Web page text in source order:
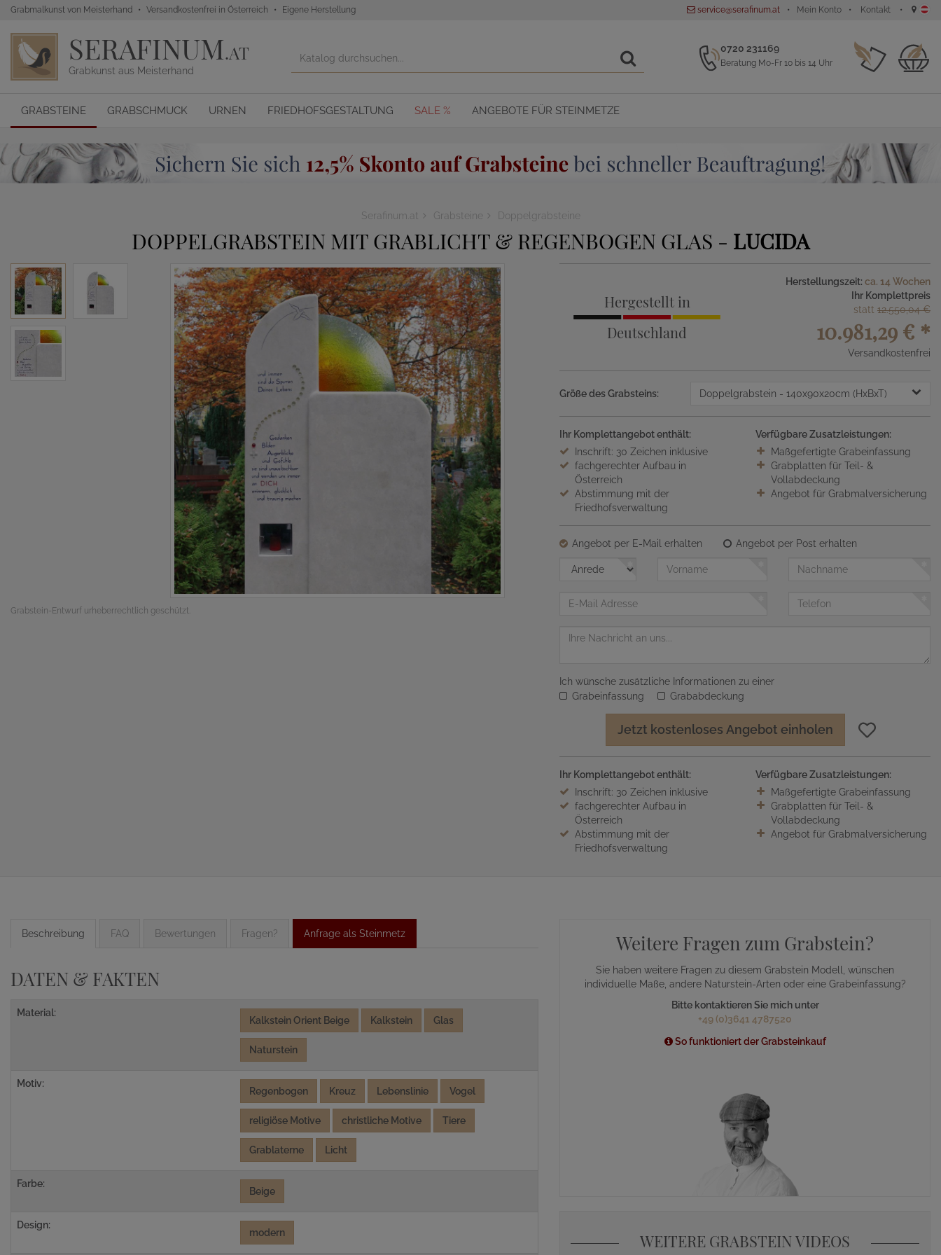
Grabmalkunst von Meisterhand Versandkostenfrei in Österreich Eigene Herstellung service@serafinum.at Mein Konto Kontakt
SERAFINUM.AT
Grabkunst aus Meisterhand
0720 231169
Beratung Mo-Fr 10 bis 14 Uhr
GRABSTEINE GRABSCHMUCK URNEN FRIEDHOFSGESTALTUNG SALE % ANGEBOTE FÜR STEINMETZE
Serafinum.at Grabsteine Doppelgrabsteine
DOPPELGRABSTEIN MIT GRABLICHT & REGENBOGEN GLAS - LUCIDA
Grabstein-Entwurf urheberrechtlich geschützt.
Hergestellt in
Deutschland
Herstellungszeit: ca. 14 Wochen
Ihr Komplettpreis
statt 12.550,04 €
10.981,29 € *
Versandkostenfrei
Größe des Grabsteins: Doppelgrabstein - 140x90x20cm (HxBxT)
Ihr Komplettangebot enthält:
Inschrift: 30 Zeichen inklusive
fachgerechter Aufbau in
Österreich
Abstimmung mit der
Friedhofsverwaltung
Verfügbare Zusatzleistungen:
Maßgefertigte Grabeinfassung
Grabplatten für Teil- &
Vollabdeckung
Angebot für Grabmalversicherung
Angebot per E-Mail erhalten
Angebot per Post erhalten
Anrede
Vorname Nachname
Telefon
Nachricht
Ich wünsche zusätzliche Informationen zu einer
Grabeinfassung
Grababdeckung
Jetzt kostenloses Angebot einholen
Ihr Komplettangebot enthält:
Inschrift: 30 Zeichen inklusive
fachgerechter Aufbau in
Österreich
Abstimmung mit der
Friedhofsverwaltung
Verfügbare Zusatzleistungen:
Maßgefertigte Grabeinfassung
Grabplatten für Teil- &
Vollabdeckung
Angebot für Grabmalversicherung
Beschreibung FAQ Bewertungen Fragen? Anfrage als Steinmetz
DATEN & FAKTEN
Material:
Kalkstein Orient Beige Kalkstein Glas
Naturstein
Motiv:
Regenbogen Kreuz Lebenslinie Vogel
religiöse Motive christliche Motive Tiere
Grablaterne Licht
Farbe:
Beige
Design:
modern
Weitere Fragen zum Grabstein?
Sie haben weitere Fragen zu diesem Grabstein Modell, wünschen
individuelle Maße, andere Naturstein-Arten oder eine Grabeinfassung?
Bitte kontaktieren Sie mich unter
+49 (0)3641 4787520
So funktioniert der Grabsteinkauf
WEITERE GRABSTEIN VIDEOS